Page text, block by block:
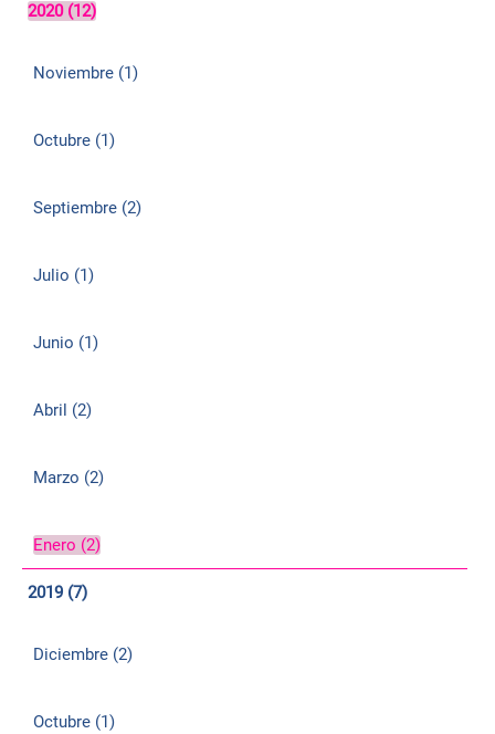
2020 (12)
Noviembre (1)
Octubre (1)
Septiembre (2)
Julio (1)
Junio (1)
Abril (2)
Marzo (2)
Enero (2)
2019 (7)
Diciembre (2)
Octubre (1)